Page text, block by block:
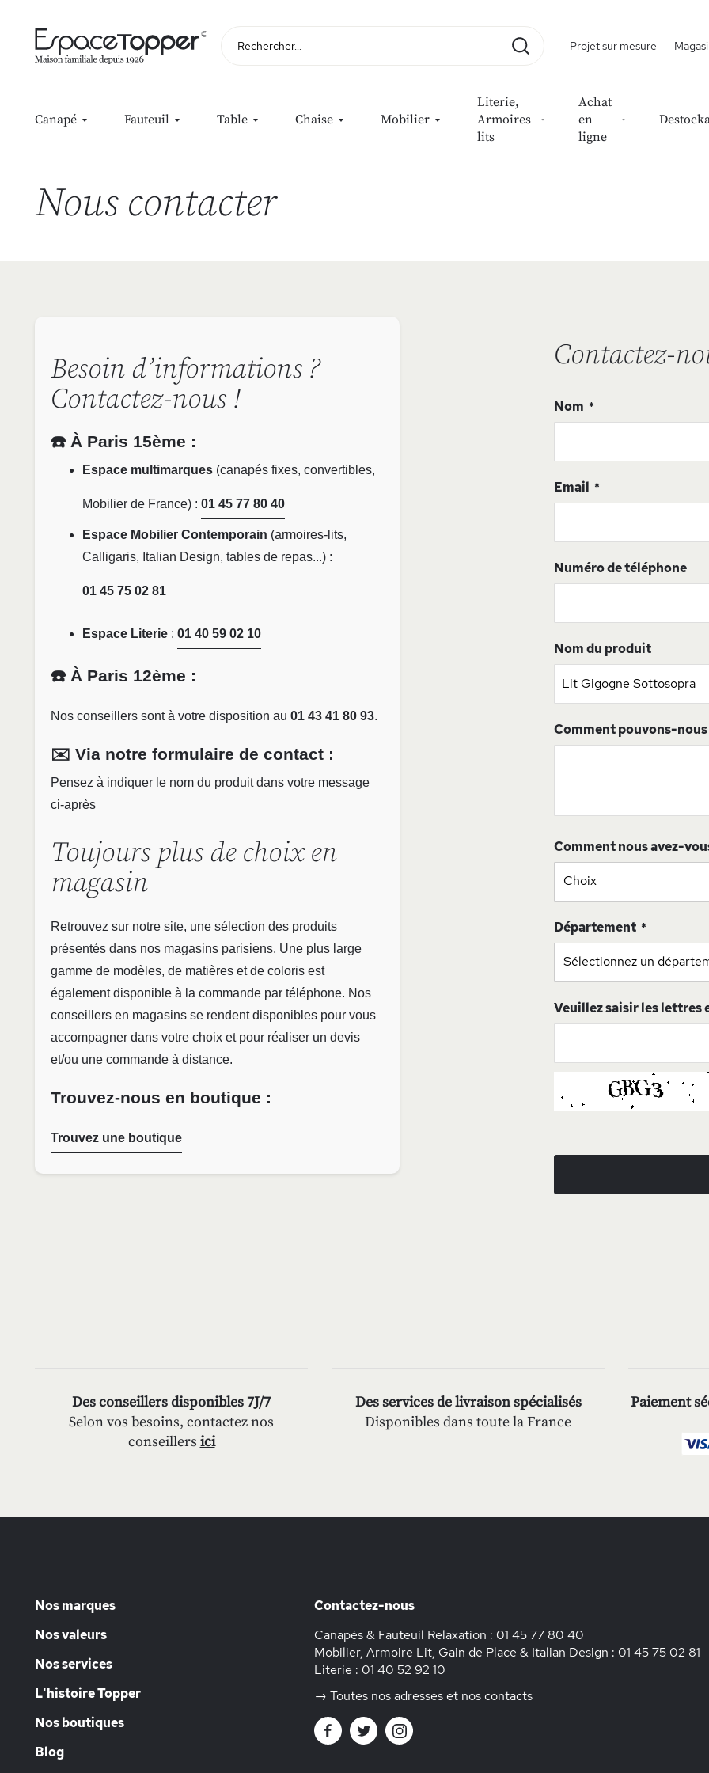
Projet sur mesure
Canapé Fauteuil Table Chaise Mobilier
Literie,
Armoires
lits
Achat
en
ligne
Nous contacter
Besoin d’informations ?
Contactez-nous !
☎️ À Paris 15ème :
Espace multimarques (canapés fixes, convertibles,
Mobilier de France) : 01 45 77 80 40
Espace Mobilier Contemporain (armoires-lits,
Calligaris, Italian Design, tables de repas...) :
01 45 75 02 81
Espace Literie : 01 40 59 02 10
☎️ À Paris 12ème :
Nos conseillers sont à votre disposition au 01 43 41 80 93.
✉️ Via notre formulaire de contact :
Pensez à indiquer le nom du produit dans votre message
ci-après
Toujours plus de choix en
magasin
Retrouvez sur notre site, une sélection des produits
présentés dans nos magasins parisiens. Une plus large
gamme de modèles, de matières et de coloris est
également disponible à la commande par téléphone. Nos
conseillers en magasins se rendent disponibles pour vous
accompagner dans votre choix et pour réaliser un devis
et/ou une commande à distance.
Trouvez-nous en boutique :
Trouvez une boutique
Contactez-
Nom
Email
Numéro de téléphone
Nom du produit
Comment pouvons-nous
Comment nous avez-
Département
Veuillez saisir les lettres
Des conseillers disponibles 7J/7
Selon vos besoins, contactez nos
conseillers ici
Des services de livraison spécialisés
Disponibles dans toute la France
Paiement
Nos marques
Nos valeurs
Nos services
L'histoire Topper
Nos boutiques
Blog
Contactez-nous
Canapés & Fauteuil Relaxation : 01 45 77 80 40
Mobilier, Armoire Lit, Gain de Place & Italian Design : 01 45 75 02 81
Literie : 01 40 52 92 10
→ Toutes nos adresses et nos contacts